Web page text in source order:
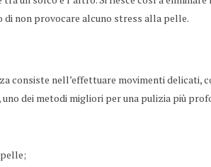
di non provocare alcuno stress alla pelle.
consiste nell’effettuare movimenti delicati,
, uno dei metodi migliori per una pulizia più